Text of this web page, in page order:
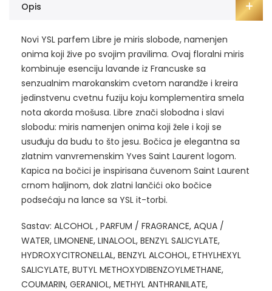
Opis
Novi YSL parfem Libre je miris slobode, namenjen
onima koji žive po svojim pravilima. Ovaj floralni miris
kombinuje esenciju lavande iz Francuske sa
senzualnim marokanskim cvetom narandže i kreira
jedinstvenu cvetnu fuziju koju komplementira smela
nota akorda mošusa. Libre znači slobodna i slavi
slobodu: miris namenjen onima koji žele i koji se
usuđuju da budu to što jesu. Bočica je elegantna sa
zlatnim vanvremenskim Yves Saint Laurent logom.
Kapica na bočici je inspirisana čuvenom Saint Laurent
crnom haljinom, dok zlatni lančići oko bočice
podsećaju na lance sa YSL it-torbi.
Sastav: ALCOHOL , PARFUM / FRAGRANCE, AQUA /
WATER, LIMONENE, LINALOOL, BENZYL SALICYLATE,
HYDROXYCITRONELLAL, BENZYL ALCOHOL, ETHYLHEXYL
SALICYLATE, BUTYL METHOXYDIBENZOYLMETHANE,
COUMARIN, GERANIOL, METHYL ANTHRANILATE,